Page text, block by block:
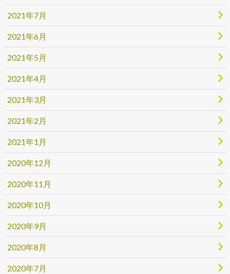
2021年7月
2021年6月
2021年5月
2021年4月
2021年3月
2021年2月
2021年1月
2020年12月
2020年11月
2020年10月
2020年9月
2020年8月
2020年7月